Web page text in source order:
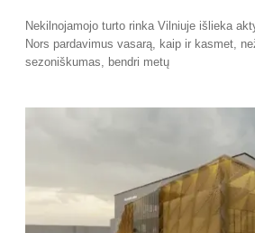
Nekilnojamojo turto rinka Vilniuje išlieka
Nors pardavimus vasarą, kaip ir kasmet,
sezoniškumas, bendri metų